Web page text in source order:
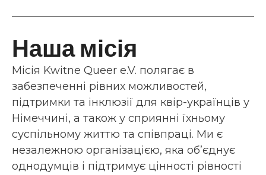
Наша місія
Місія Kwitne Queer e.V. полягає в
забезпеченні рівних можливостей,
підтримки та інклюзії для квір-українців у
Німеччині, а також у сприянні їхньому
суспільному життю та співпраці. Ми є
незалежною організацією, яка об’єднує
однодумців і підтримує цінності рівності